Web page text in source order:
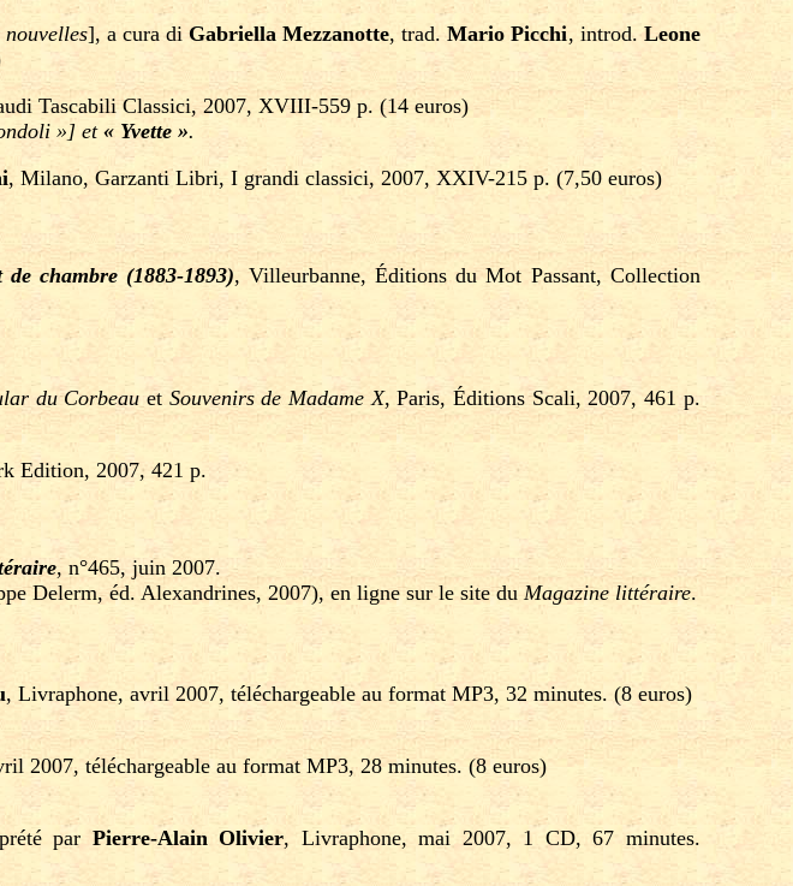
], a cura diGabriella Mezzanotte, trad.Mario Picchi, introd.Leone
Tascabili Classici, 2007, XVIII-559 p. (14 euros)
»] et « Yvette ».
, Milano, Garzanti Libri, I grandi classici, 2007, XXIV-215 p. (7,50 euros)
chambre (1883-1893), Villeurbanne, Éditions du Mot Passant, Collection
du Corbeau et Souvenirs de Madame X, Paris, Éditions Scali, 2007, 461 p.
Edition, 2007, 421 p.
, n°465, juin 2007.
Delerm, éd. Alexandrines, 2007), en ligne sur le site du Magazine littéraire.
, Livraphone, avril 2007, téléchargeable au format MP3, 32 minutes. (8 euros)
2007, téléchargeable au format MP3, 28 minutes. (8 euros)
par Pierre-Alain Olivier, Livraphone, mai 2007, 1 CD, 67 minutes.